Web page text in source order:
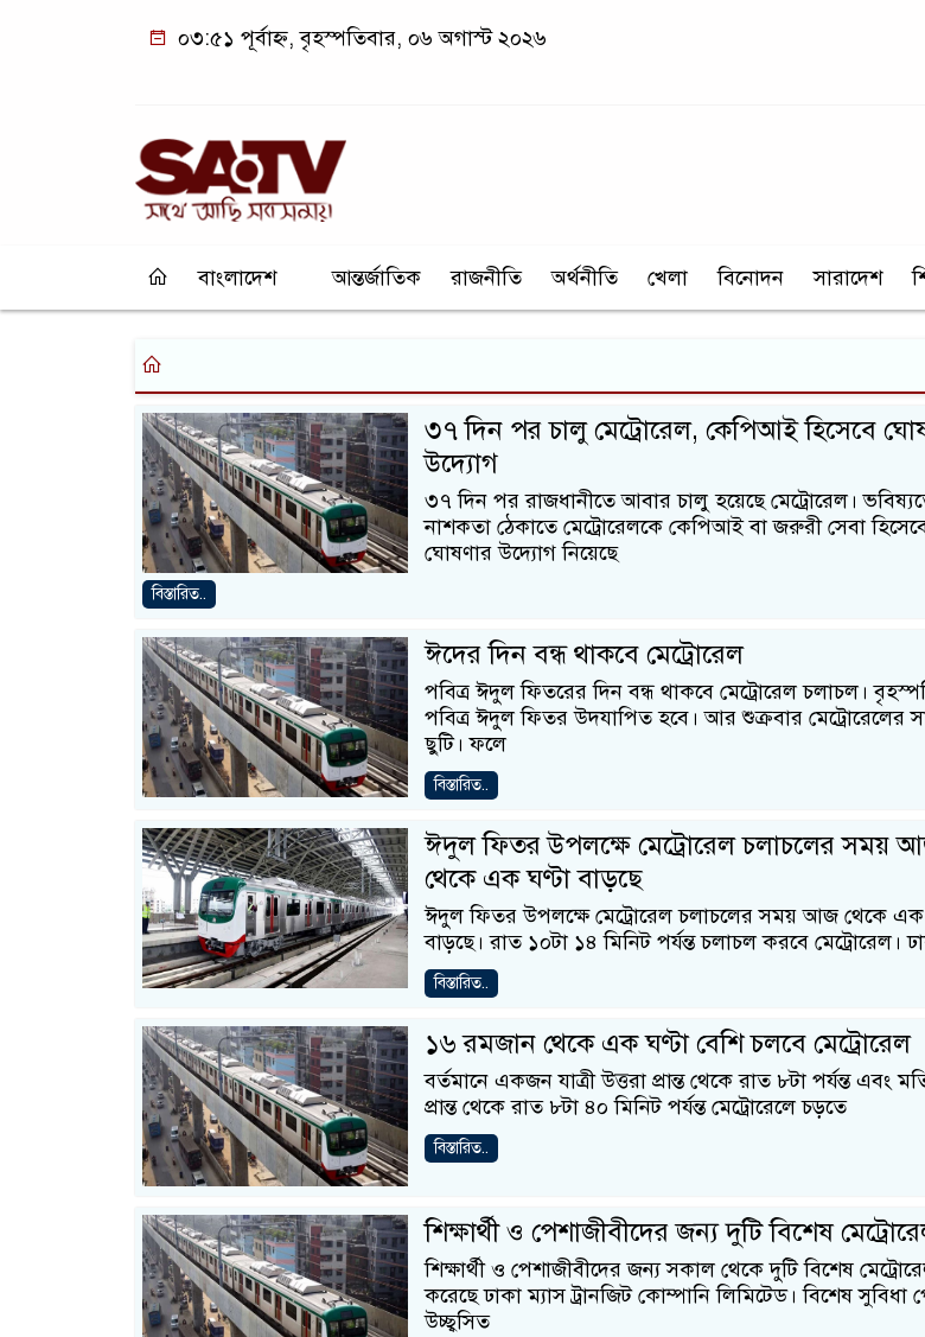
০৩:৫১ পূর্বাহ্ন, বৃহস্পতিবার, ০৬ অগাস্ট ২০২৬
বাংলাদেশ আন্তর্জাতিক রাজনীতি অর্থনীতি খেলা বিনোদন সারাদেশ
৩৭ দিন পর চালু মেট্রোরেল, কেপিআই হিসেবে
উদ্যোগ
৩৭ দিন পর রাজধানীতে আবার চালু হয়েছে মেট্রোরেল।
নাশকতা ঠেকাতে মেট্রোরেলকে কেপিআই বা জরুরী সেবা
ঘোষণার উদ্যোগ নিয়েছে
বিস্তারিত..
ঈদের দিন বন্ধ থাকবে মেট্রোরেল
পবিত্র ঈদুল ফিতরের দিন বন্ধ থাকবে মেট্রোরেল চলাচল।
পবিত্র ঈদুল ফিতর উদযাপিত হবে। আর শুক্রবার মেট্রোরেলের
ছুটি। ফলে
বিস্তারিত..
ঈদুল ফিতর উপলক্ষে মেট্রোরেল চলাচলের সময়
থেকে এক ঘণ্টা বাড়ছে
ঈদুল ফিতর উপলক্ষে মেট্রোরেল চলাচলের সময় আজ থেকে এক
বাড়ছে। রাত ১০টা ১৪ মিনিট পর্যন্ত চলাচল করবে মেট্রোরেল।
বিস্তারিত..
১৬ রমজান থেকে এক ঘণ্টা বেশি চলবে মেট্রোরেল
বর্তমানে একজন যাত্রী উত্তরা প্রান্ত থেকে রাত ৮টা পর্যন্ত এবং
প্রান্ত থেকে রাত ৮টা ৪০ মিনিট পর্যন্ত মেট্রোরেলে চড়তে
বিস্তারিত..
শিক্ষার্থী ও পেশাজীবীদের জন্য দুটি বিশেষ
শিক্ষার্থী ও পেশাজীবীদের জন্য সকাল থেকে দুটি বিশেষ
করেছে ঢাকা ম্যাস ট্রানজিট কোম্পানি লিমিটেড। বিশেষ সুবিধা
উচ্ছ্বসিত